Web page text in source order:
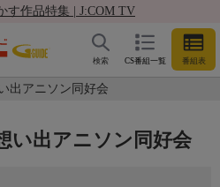
す作品特集 | J:COM TV
CS番組一覧 番組表
検索
出アニソン同好会
い出アニソン同好会